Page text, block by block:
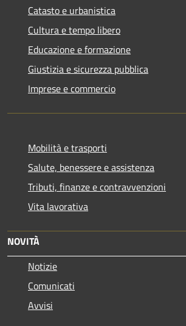
Catasto e urbanistica
Cultura e tempo libero
Educazione e formazione
Giustizia e sicurezza pubblica
Imprese e commercio
Mobilità e trasporti
Salute, benessere e assistenza
Tributi, finanze e contravvenzioni
Vita lavorativa
NOVITÀ
Notizie
Comunicati
Avvisi